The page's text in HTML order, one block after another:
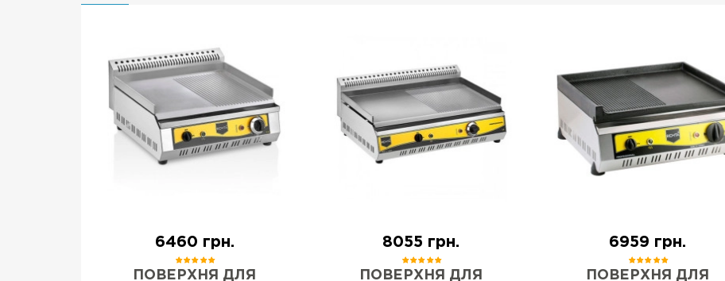
6460 грн.
ПОВЕРХНЯ ДЛЯ
8055 грн.
ПОВЕРХНЯ ДЛЯ
6959 грн.
ПОВЕРХНЯ ДЛЯ